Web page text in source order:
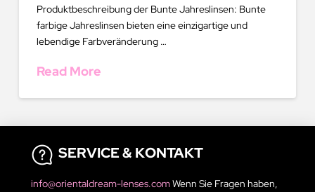
Produktbeschreibung der Bunte Jahreslinsen: Bunte
farbige Jahreslinsen bieten eine einzigartige und
lebendige Farbveränderung …
Read More
SERVICE & KONTAKT
info@orientaldream-lenses.comWenn Sie Fragen haben,